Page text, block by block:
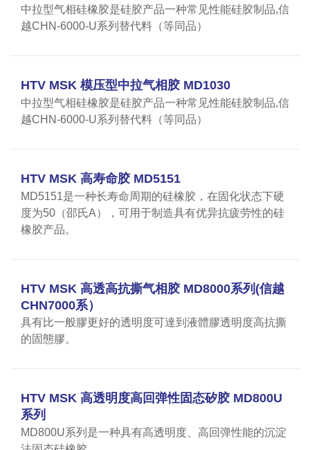
中拉型气相硅橡胶是硅胶产品一种常见性能硅胶制品,信
越CHN-6000-U系列替代料（等同品）
HTV MSK 模压型中拉气相胶 MD1030
中拉型气相硅橡胶是硅胶产品一种常见性能硅胶制品,信
越CHN-6000-U系列替代料（等同品）
HTV MSK 高寿命胶 MD5151
MD5151是一种长寿命周期的硅橡胶，在固化状态下硬
度为50（邵氏A），可用于制造具有优异抗疲劳性的硅
橡胶产品。
HTV MSK 高透高抗撕气相胶 MD8000系列(信越
CHN7000系）
具有比一般膠更好的透明度可達到液體膠透明度高抗撕
的固態膠。
HTV MSK 高透明度高回弹性固态矽胶 MD800U
系列
MD800U系列是一种具有高透明度、高回弹性能的沉淀